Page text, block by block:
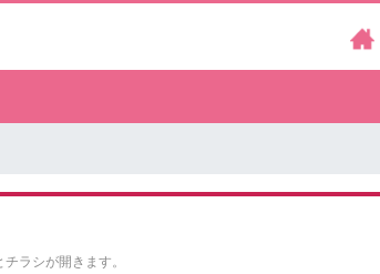
ラシが開きます。